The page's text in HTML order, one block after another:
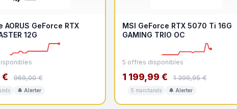
AORUS GeForce RTX
12G
€ 969,00 €
🔔 Alerter
MSI GeForce RTX 5070 Ti 16G
GAMING TRIO OC
5 offres disponibles
1 199,99 € 1 399,95 €
5 marchands 🔔 Alerter